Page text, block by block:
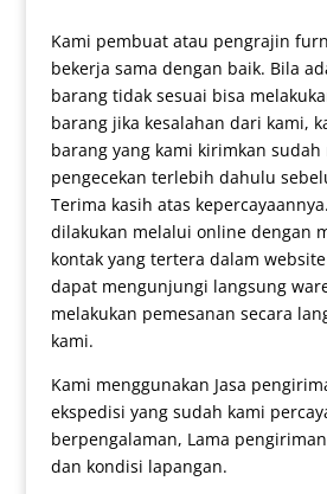
Kami pembuat atau pengrajin
bekerja sama dengan baik. Bila
barang tidak sesuai bisa
barang jika kesalahan dari kami,
barang yang kami kirimkan sudah
pengecekan terlebih dahulu
Terima kasih atas
dilakukan melalui online dengan
kontak yang tertera dalam
dapat mengunjungi langsung
melakukan pemesanan secara
kami.
Kami menggunakan Jasa
ekspedisi yang sudah kami
berpengalaman, Lama
dan kondisi lapangan.